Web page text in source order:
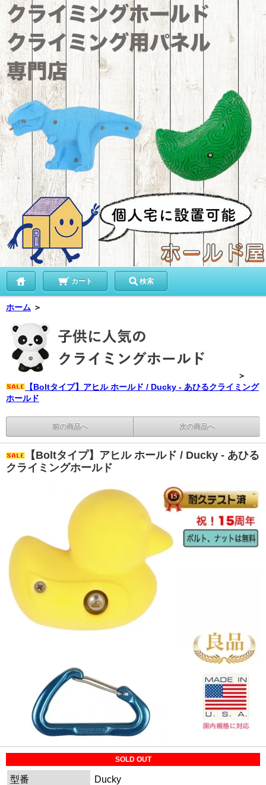
カート 検索
ホーム ＞
＞
【Boltタイプ】アヒル ホールド / Ducky - あひるクライミング
ホールド
前の商品へ 次の商品へ
【Boltタイプ】アヒル ホールド / Ducky - あひる
クライミングホールド
SOLD OUT
型番
Ducky